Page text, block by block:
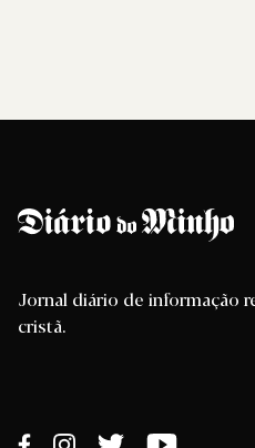
Jornal diário de informação
cristã.